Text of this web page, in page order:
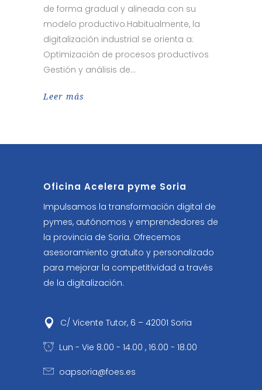
de forma gradual y alineada con su
modelo productivo.Habitualmente, la
digitalización industrial se orienta a:
Optimización de procesos productivos
Gestión y análisis de
Leer más
Oficina Acelera pyme Soria
Impulsamos la transformación digital de
pymes, autónomos y emprendedores de
la provincia de Soria. Ofrecemos
asesoramiento gratuito y personalizado
para mejorar la competitividad a través
de la digitalización.
C/ Vicente Tutor, 6 – 42001 Soria
Lun - Vie 8.00 - 14.00 , 16.00 - 18.00
oapsoria@foes.es